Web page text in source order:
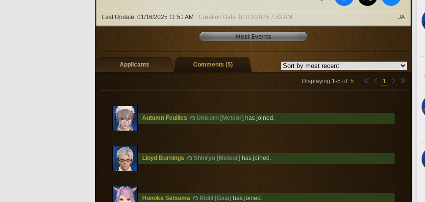
Last Update: 01/16/2025 11:51 AM Creation Date: 01/12/2025 7:53 AM JA
Applicants Comments (5)
Displaying 1-5 of 5 1
Autumn Feuilles Unicorn [Meteor] has joined.
Lloyd Burnings Shinryu [Meteor] has joined.
Honoka Satsuma Ridill [Gaia] has joined.